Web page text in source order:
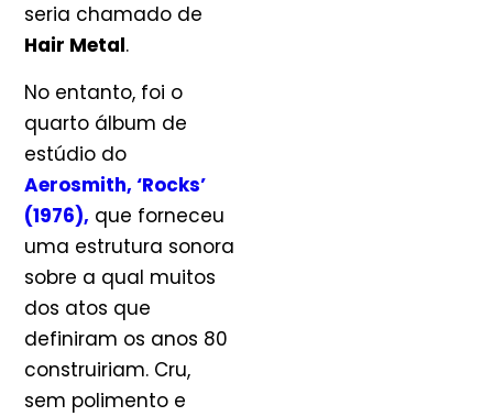
seria chamado de
Hair Metal.
No entanto, foi o
quarto álbum de
estúdio do
Aerosmith, ‘Rocks’
(1976), que forneceu
uma estrutura sonora
sobre a qual muitos
dos atos que
definiram os anos 80
construiriam. Cru,
sem polimento e